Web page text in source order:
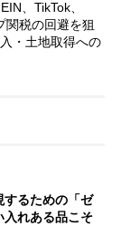
、TikTok、
税の回避を狙
・土地取得への
するための「ゼ
れある品こそ